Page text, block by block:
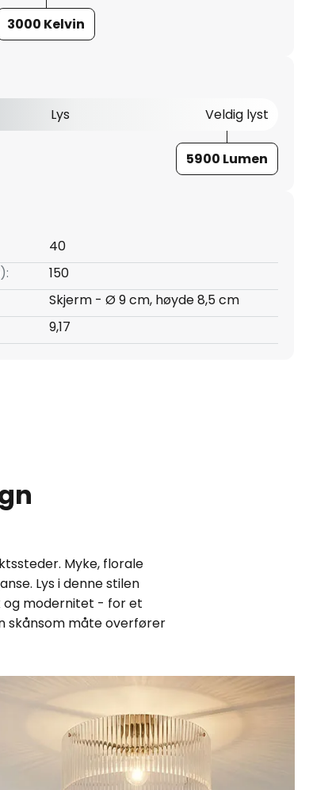
3000 Kelvin
Lys Veldig lyst
5900 Lumen
40
150
Skjerm - Ø 9 cm, høyde 8,5 cm
9,17
Myke, florale
Lys i denne stilen
modernitet - for et
skånsom måte overfører